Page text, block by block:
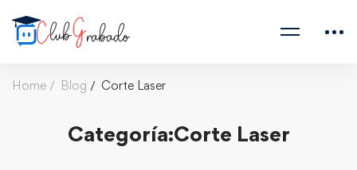
Home Blog Corte Laser
Categoría:Corte Laser